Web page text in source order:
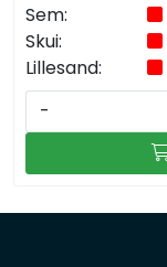
Sem:
Skui:
Lillesand:
-